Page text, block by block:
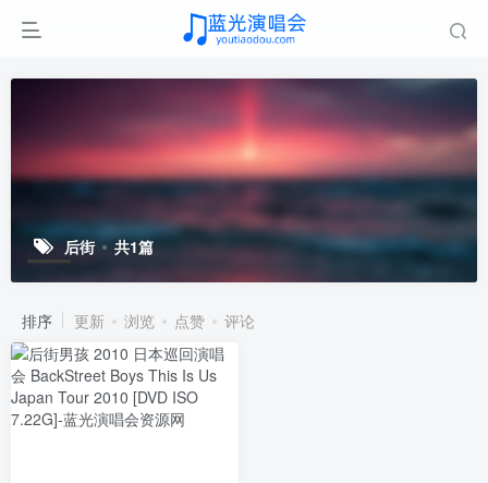
后街 共1篇
排序 更新 浏览 点赞 评论